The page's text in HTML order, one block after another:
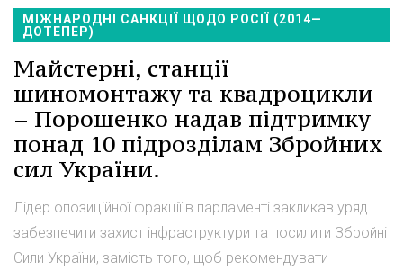
МІЖНАРОДНІ САНКЦІЇ ЩОДО РОСІЇ (2014—
ДОТЕПЕР)
Майстерні, станції
шиномонтажу та квадроцикли
– Порошенко надав підтримку
понад 10 підрозділам Збройних
сил України.
Лідер опозиційної фракції в парламенті закликав уряд
забезпечити захист інфраструктури та посилити Збройні
Сили України, замість того, щоб рекомендувати